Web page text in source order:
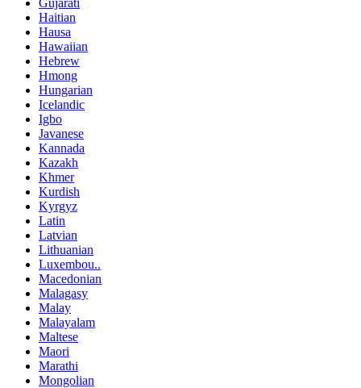
Gujarati
Haitian
Hausa
Hawaiian
Hebrew
Hmong
Hungarian
Icelandic
Igbo
Javanese
Kannada
Kazakh
Khmer
Kurdish
Kyrgyz
Latin
Latvian
Lithuanian
Luxembou..
Macedonian
Malagasy
Malay
Malayalam
Maltese
Maori
Marathi
Mongolian